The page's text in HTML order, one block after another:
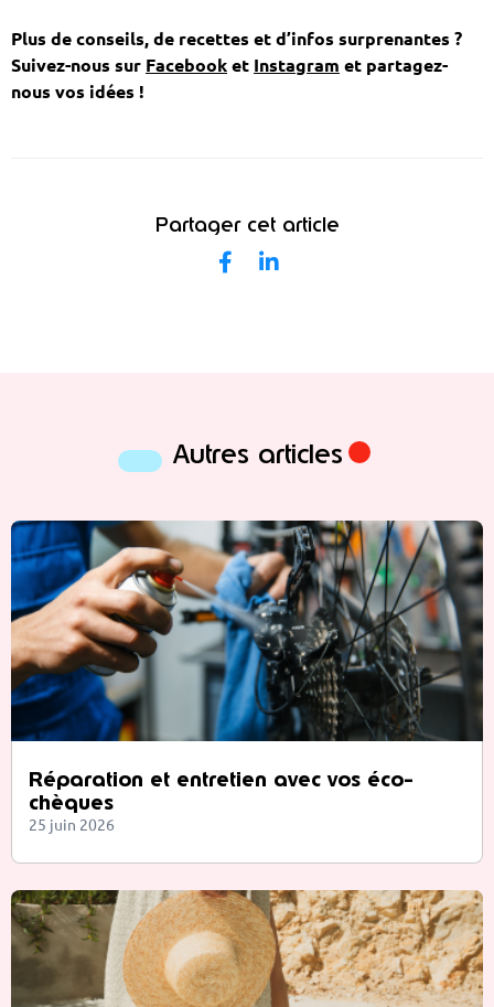
Plus de conseils, de recettes et d’infos surprenantes ?
Suivez-nous sur Facebook et Instagram et partagez-
nous vos idées !
Partager cet article
Autres articles
Réparation et entretien avec vos éco-
chèques
25 juin 2026